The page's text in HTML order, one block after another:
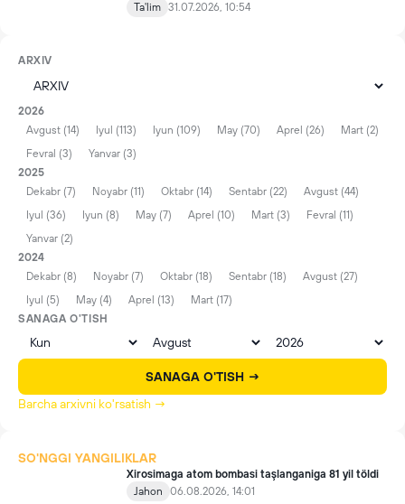
Ta'lim 31.07.2026, 10:54
ARXIV
2026
Avgust (14)
Iyul (113) Iyun (109) May (70) Aprel (26)
Mart (2)
Fevral (3)
Yanvar (3)
2025
Dekabr (7)
Noyabr (11) Oktabr (14) Sentabr (22)
Avgust (44)
Iyul (36)
Iyun (8) May (7) Aprel (10) Mart (3)
Fevral (11)
Yanvar (2)
2024
Dekabr (8)
Noyabr (7) Oktabr (18) Sentabr (18)
Avgust (27)
Iyul (5)
May (4) Aprel (13)
Mart (17)
SANAGA O'TISH
SANAGA O'TISH →
Barcha arxivni ko'rsatish →
SO'NGGI YANGILIKLAR
Xirosimaga atom bombasi taşlanganiga 81 yil töldi
Jahon
06.08.2026, 14:01